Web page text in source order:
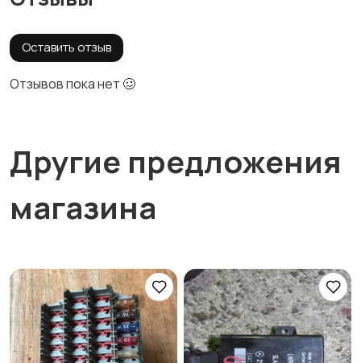
Оставить отзыв
Отзывов пока нет 🥴
Другие предложения
магазина